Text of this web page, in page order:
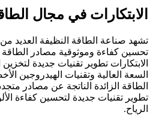
الابتكارات في مجال
تشهد صناعة الطاقة النظيفة العديد
تحسين كفاءة وموثوقية مصادر
الابتكارات تطوير تقنيات جديدة
السعة العالية وتقنيات الهيدروجين
الطاقة الزائدة الناتجة عن مصادر
تطوير تقنيات جديدة لتحسين كفاءة
الرياح.